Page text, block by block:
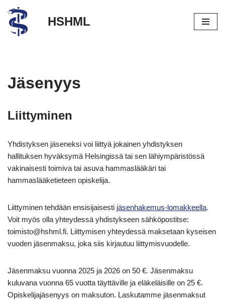
Siirry
suoraan
HSHML
Jäsenyys
Liittyminen
Yhdistyksen jäseneksi voi liittyä jokainen yhdistyksen
hallituksen hyväksymä Helsingissä tai sen lähiympäris­tössä
vakinaisesti toimiva tai asuva hammaslääkäri tai
hammaslääketieteen opiskelija.
Liittyminen tehdään ensisijaisesti jäsenhakemus-lomakkeella.
Voit myös olla yhteydessä yhdistykseen sähköpostitse:
toimisto@hshml.fi. Liittymisen yhteydessä maksetaan kyseisen
vuoden jäsenmaksu, joka siis kirjautuu liittymisvuodelle.
Jäsenmaksu vuonna 2025 ja 2026 on 50 €. Jäsenmaksu
kuluvana vuonna 65 vuotta täyttäville ja eläkeläisille on 25 €.
Opiskelijajäsenyys on maksuton. Laskutamme jäsenmaksut